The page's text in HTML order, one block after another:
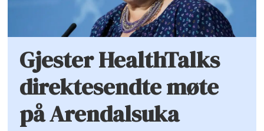
Gjester HealthTalks
direktesendte møte
på Arendalsuka